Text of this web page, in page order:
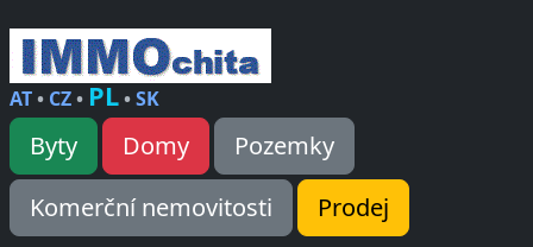
AT• CZ• PL•SK
Byty Domy
Pozemky
Komerční nemovitosti
Prodej